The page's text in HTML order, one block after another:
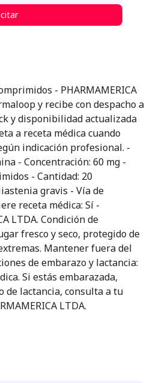
- PHARMAMERICA
y recibe con despacho a
y disponibilidad actualizada
a receta médica cuando
indicación profesional. -
- Concentración: 60 mg -
- Cantidad: 20
gravis - Vía de
receta médica: Sí -
LTDA. Condición de
fresco y seco, protegido de
Mantener fuera del
de embarazo y lactancia:
Si estás embarazada,
de lactancia, consulta a tu
LTDA.